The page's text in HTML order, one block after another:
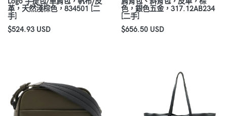
革，天然淺棕色，834501 [二
手]
$524.93 USD
色，銀色五金，317.12AB234
[二手]
$656.50 USD